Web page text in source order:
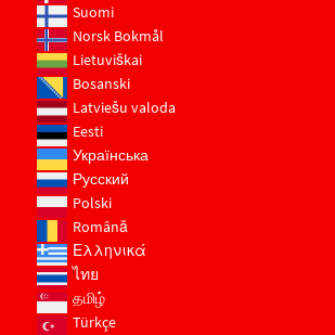
Suomi
Norsk Bokmål
Lietuviškai
Bosanski
Latviešu valoda
Eesti
Українська
Русский
Polski
Română
Ελληνικά
ไทย
தமிழ்
Türkçe